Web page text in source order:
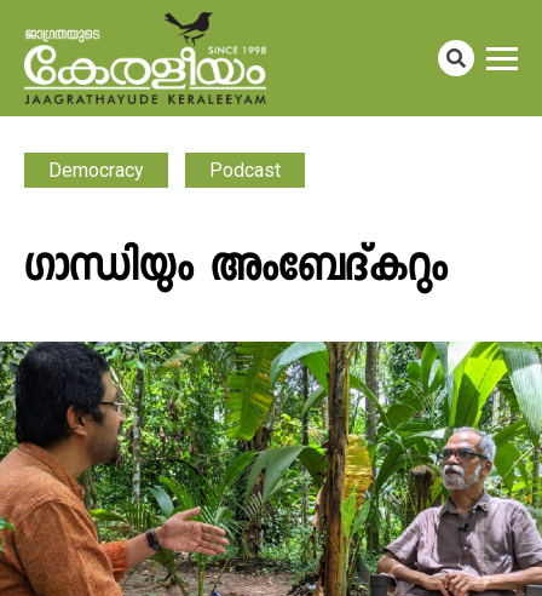
Democracy Podcast
​ഗാന്ധിയും അംബേദ്കറും